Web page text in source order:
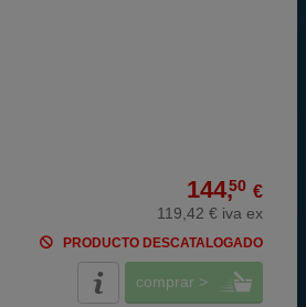
144,50 €
119,42 € iva ex
PRODUCTO DESCATALOGADO
comprar >